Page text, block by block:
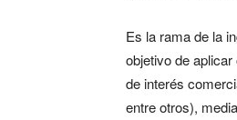
Es la rama de la
objetivo de
de interés
entre otros),